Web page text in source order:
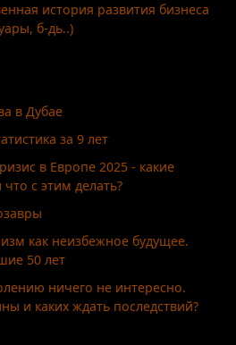
история развития бизнеса
б-дь..)
в Дубае
за 9 лет
в Европе 2025 - какие
с этим делать?
как неизбежное будущее.
50 лет
ничего не интересно.
и каких ждать последствий?